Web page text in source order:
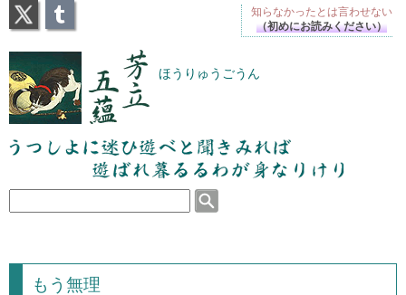
芳立五蘊 ほうりゅうごうん
うつしよに迷ひ遊べと聞きみれば遊ばれ暮るるわが
身なりけり
もう無理
知らなかったとは言わせない
（初めにお読みください）
X Tumblr